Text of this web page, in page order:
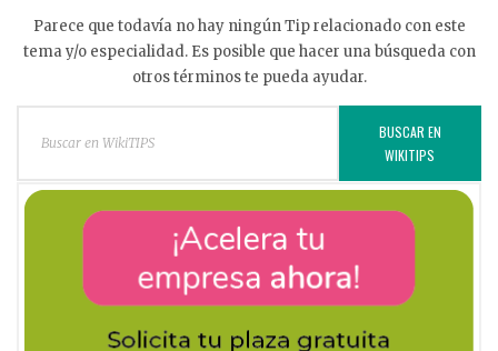
Parece que todavía no hay ningún Tip relacionado con este
tema y/o especialidad. Es posible que hacer una búsqueda con
otros términos te pueda ayudar.
BUSCAR EN
WIKITIPS